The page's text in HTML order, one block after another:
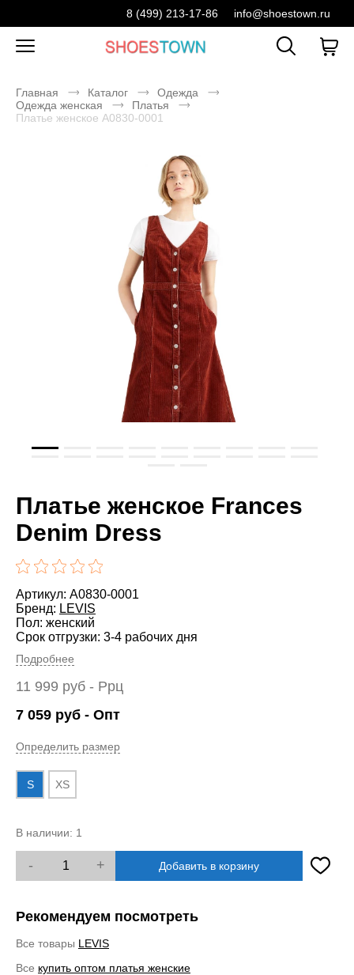
8 (499) 213-17-86 info@shoestown.ru
Главная Каталог
Одежда
Одежда женская
Платья
Платье женское A0830-0001
Платье женское Frances
Denim Dress
Артикул: A0830-0001
Бренд: LEVIS
Пол: женский
Срок отгрузки: 3-4 рабочих дня
Подробнее
11 999 руб - Ррц
7 059 руб - Опт
Определить размер
S XS
В наличии: 1
- + Добавить в корзину
Рекомендуем посмотреть
Все товары LEVIS
Все купить оптом платья женские